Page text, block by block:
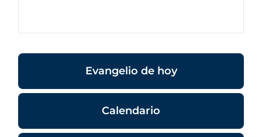
Evangelio de hoy
Calendario